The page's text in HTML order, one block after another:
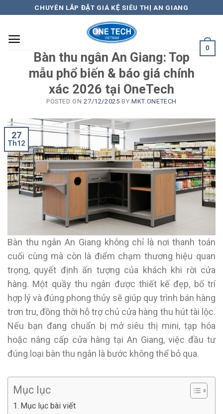
content
CHUYÊN LẮP ĐẶT GIÁ KỆ SIÊU THỊ AN GIANG
0
Bàn thu ngân An Giang: Top
mẫu phổ biến & báo giá chính
xác 2026 tại OneTech
POSTED ON27/12/2025 BYMKT.ONETECH
27
Th12
Bàn thu ngân An Giang không chỉ là nơi thanh toán
cuối cùng mà còn là điểm chạm thương hiệu quan
trọng, quyết định ấn tượng của khách khi rời cửa
hàng. Một quầy thu ngân được thiết kế đẹp, bố trí
hợp lý và đúng phong thủy sẽ giúp quy trình bán hàng
trơn tru, đồng thời hỗ trợ chủ cửa hàng thu hút tài lộc.
Nếu bạn đang chuẩn bị mở siêu thị mini, tạp hóa
hoặc nâng cấp cửa hàng tại An Giang, việc đầu tư
đúng loại bàn thu ngân là bước không thể bỏ qua.
Mục lục
Mục lục bài viết